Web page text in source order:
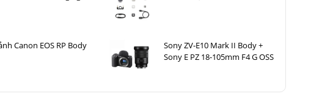
Canon EOS RP Body
Sony ZV-E10 Mark II Body +
Sony E PZ 18-105mm F4 G OSS